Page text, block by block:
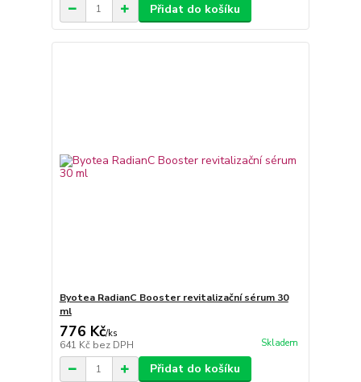
Přidat do košíku
Byotea RadianC Booster revitalizační sérum 30
ml
776 Kč/ks
641 Kč bez DPH Skladem
Přidat do košíku